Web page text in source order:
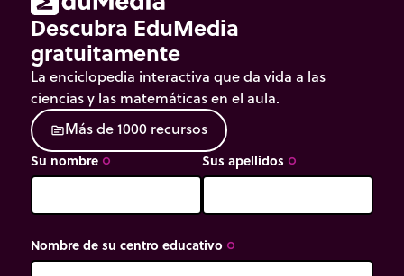
Descubra EduMedia
gratuitamente
La enciclopedia interactiva que da vida a las
ciencias y las matemáticas en el aula.
sourceMásde1000 recursos
Su nombre trip_origin Sus apellidos trip_origin
Nombre de su centro educativo trip_origin